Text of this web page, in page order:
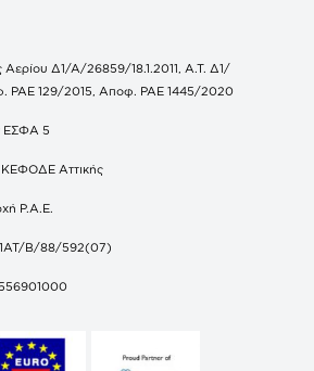
Αερίου Δ1/Α/26859/18.1.2011, Α.Τ. Δ1/
ΡΑΕ 129/2015, Αποφ. ΡΑΕ 1445/2020
ΕΣΦΑ 5
Αττικής
Ρ.Α.Ε.
Β/88/592(07)